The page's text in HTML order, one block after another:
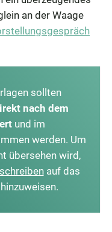
an der Waage
sollten
nach dem
und im
werden. Um
übersehen wird,
auf das